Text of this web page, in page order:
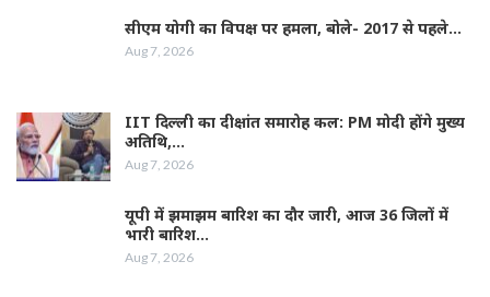
सीएम योगी का विपक्ष पर हमला, बोले- 2017 से पहले…
Aug 7, 2026
IIT दिल्ली का दीक्षांत समारोह कल: PM मोदी होंगे मुख्य
अतिथि,…
Aug 7, 2026
यूपी में झमाझम बारिश का दौर जारी, आज 36 जिलों में
भारी बारिश…
Aug 7, 2026